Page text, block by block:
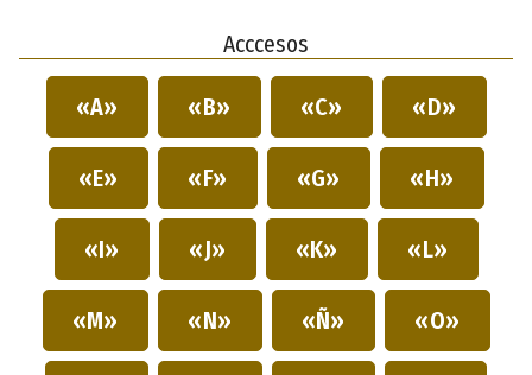
Acccesos
«A» «B» «C» «D»
«E» «F» «G» «H»
«I» «J» «K» «L»
«M» «N» «Ñ» «O»